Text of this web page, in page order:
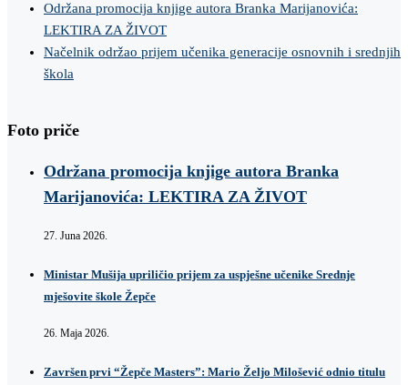
Održana promocija knjige autora Branka Marijanovića:
LEKTIRA ZA ŽIVOT
Načelnik održao prijem učenika generacije osnovnih i srednjih
škola
Foto priče
Održana promocija knjige autora Branka
Marijanovića: LEKTIRA ZA ŽIVOT
27. Juna 2026.
Ministar Mušija upriličio prijem za uspješne učenike Srednje
mješovite škole Žepče
26. Maja 2026.
Završen prvi “Žepče Masters”: Mario Željo Milošević odnio titulu